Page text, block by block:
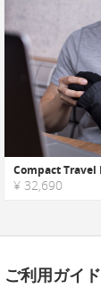
¥ 32,690
ご利用ガイド